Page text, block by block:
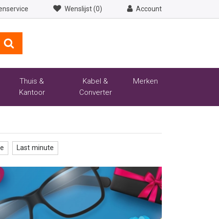
Wenslijst (0) Account
Thuis &
Kantoor
Kabel &
Converter
Merken
Last minute